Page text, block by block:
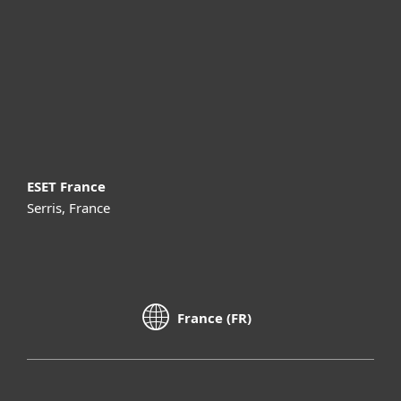
ESET France
Serris, France
France (FR)